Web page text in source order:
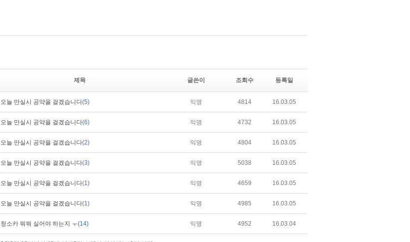
제목 글쓴이 조회수 등록일
오늘 만실시 공약을 걸겠습니다(5) 익명 4814 16.03.05
오늘 만실시 공약을 걸겠습니다(6) 익명 4732 16.03.05
오늘 만실시 공약을 걸겠습니다(2) 익명 4804 16.03.05
오늘 만실시 공약을 걸겠습니다(3) 익명 5038 16.03.05
오늘 만실시 공약을 걸겠습니다(1) 익명 4659 16.03.05
오늘 만실시 공약을 걸겠습니다(1) 익명 4985 16.03.05
청소카 뭐뭐 실어야 하는지 ㅜ(14) 익명 4952 16.03.04